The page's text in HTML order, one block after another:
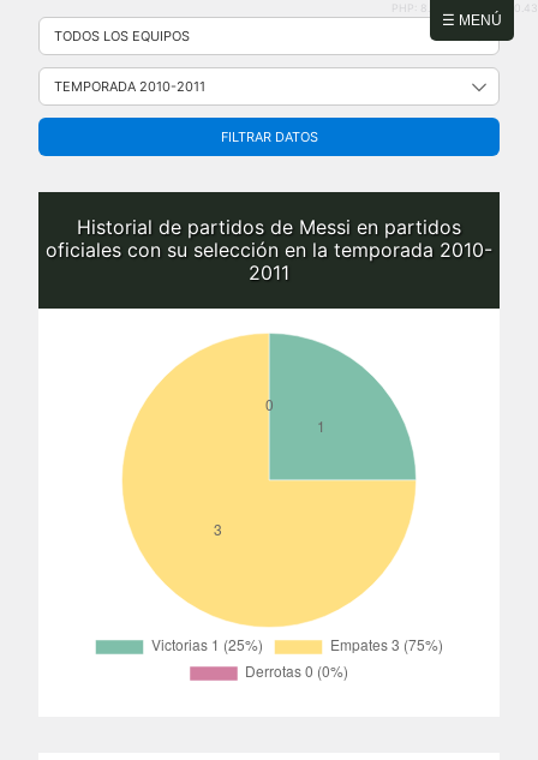
☰ MENÚ
Saltar
contenido
PHP: 8.2.31 | MySQL: 8.0.43
FILTRAR DATOS
Historial de partidos de Messi en partidos
oficiales con su selección en la temporada 2010-
2011